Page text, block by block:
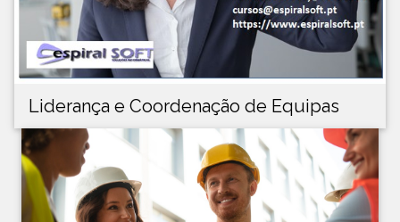
Liderança e Coordenação de Equipas